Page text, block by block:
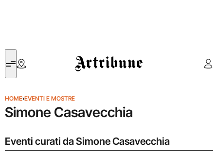
Artribune
HOME›EVENTI E MOSTRE
Simone Casavecchia
Eventi curati da Simone Casavecchia